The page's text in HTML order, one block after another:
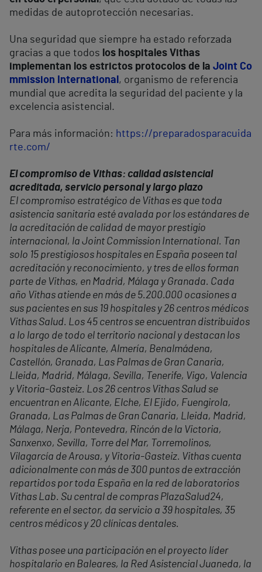
medidas de autoprotección necesarias.
Una seguridad que siempre ha estado reforzada
gracias a que todos los hospitales Vithas
implementan los estrictos protocolos de la Joint Co
mmission International , organismo de referencia
mundial que acredita la seguridad del paciente y la
excelencia asistencial.
Para más información: https://preparadosparacuida
rte.com/
El compromiso de Vithas: calidad asistencial
acreditada, servicio personal y largo plazo
El compromiso estratégico de Vithas es que toda
asistencia sanitaria esté avalada por los estándares de
la acreditación de calidad de mayor prestigio
internacional, la Joint Commission International. Tan
solo 15 prestigiosos hospitales en España poseen tal
acreditación y reconocimiento, y tres de ellos forman
parte de Vithas, en Madrid, Málaga y Granada. Cada
año Vithas atiende en más de 5.200.000 ocasiones a
sus pacientes en sus 19 hospitales y 26 centros médicos
Vithas Salud. Los 45 centros se encuentran distribuidos
a lo largo de todo el territorio nacional y destacan los
hospitales de Alicante, Almería, Benalmádena,
Castellón, Granada, Las Palmas de Gran Canaria,
Lleida, Madrid, Málaga, Sevilla, Tenerife, Vigo, Valencia
y Vitoria-Gasteiz. Los 26 centros Vithas Salud se
encuentran en Alicante, Elche, El Ejido, Fuengirola,
Granada, Las Palmas de Gran Canaria, Lleida, Madrid,
Málaga, Nerja, Pontevedra, Rincón de la Victoria,
Sanxenxo, Sevilla, Torre del Mar, Torremolinos,
Vilagarcía de Arousa, y Vitoria-Gasteiz. Vithas cuenta
adicionalmente con más de 300 puntos de extracción
repartidos por toda España en la red de laboratorios
Vithas Lab. Su central de compras PlazaSalud24,
referente en el sector, da servicio a 39 hospitales, 35
centros médicos y 20 clínicas dentales.
Vithas posee una participación en el proyecto líder
hospitalario en Baleares, la Red Asistencial Juaneda, la